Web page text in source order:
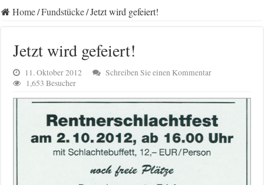
Home/Fundstücke/Jetzt wird gefeiert!
Jetzt wird gefeiert!
11. Oktober 2012
Schreiben Sie einen Kommentar
1,653 Besucher